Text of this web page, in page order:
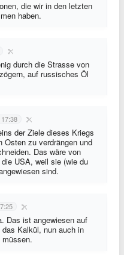
die wir in den letzten
haben.
durch die Strasse von
auf russisches Öl
der Ziele dieses Kriegs
Osten zu verdrängen und
Das wäre von
USA, weil sie (wie du
sind.
Das ist angewiesen auf
Kalkül, nun auch in
müssen.